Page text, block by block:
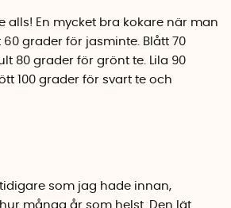
alls! En mycket bra kokare när man
60 grader för jasminte. Blått 70
80 grader för grönt te. Lila 90
100 grader för svart te och
som jag hade innan,
många år som helst. Den lät